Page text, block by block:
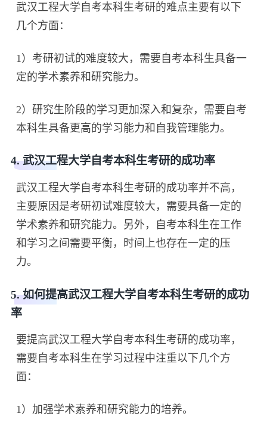
武汉工程大学自考本科生考研的难点主要有以下
几个方面：
1）考研初试的难度较大，需要自考本科生具备一
定的学术素养和研究能力。
2）研究生阶段的学习更加深入和复杂，需要自考
本科生具备更高的学习能力和自我管理能力。
4. 武汉工程大学自考本科生考研的成功率
武汉工程大学自考本科生考研的成功率并不高，
主要原因是考研初试难度较大，需要具备一定的
学术素养和研究能力。另外，自考本科生在工作
和学习之间需要平衡，时间上也存在一定的压
力。
5. 如何提高武汉工程大学自考本科生考研的成功
率
要提高武汉工程大学自考本科生考研的成功率，
需要自考本科生在学习过程中注重以下几个方
面：
1）加强学术素养和研究能力的培养。